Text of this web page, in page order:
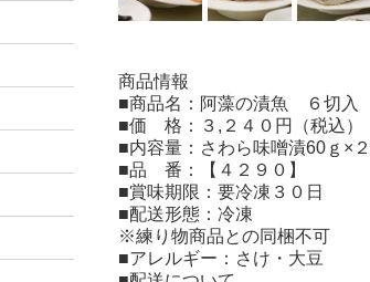
商品情報
■商品名：阿藻の漬魚 ６切入
■価 格：３,２４０円（税込）
■内容量：さわら味噌漬60ｇ×
■品 番：【４２９０】
■賞味期限：要冷凍３０日
■配送形態：冷凍
※練り物商品との同梱不可
■アレルギー：さけ・大豆